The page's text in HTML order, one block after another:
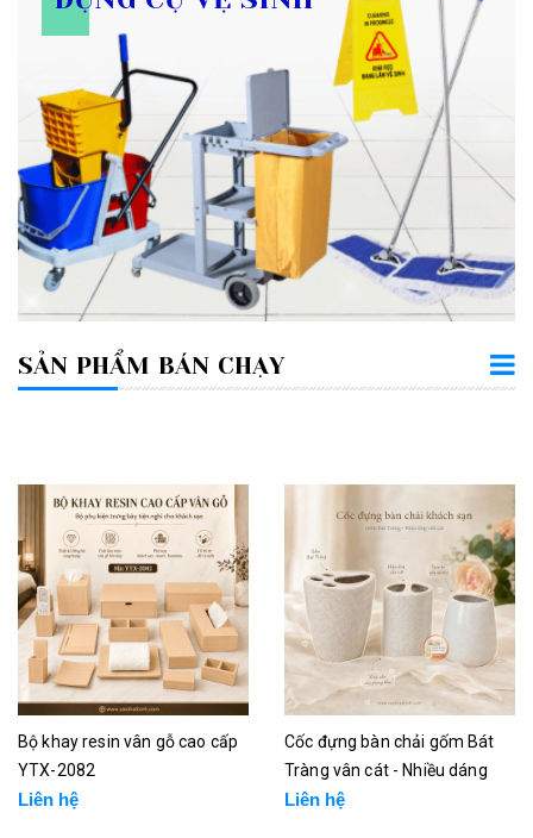
SẢN PHẨM BÁN CHẠY
Bộ khay resin vân gỗ cao cấp
YTX-2082
Liên hệ
Cốc đựng bàn chải gốm Bát
Tràng vân cát - Nhiều dáng
Liên hệ